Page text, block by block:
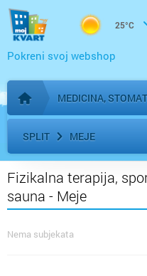
25°C
Pokreni svoj webshop
Početna stranica
MEDICINA,
SPLIT MEJE
Fizikalna terapija,
sauna - Meje
Nema subjekata